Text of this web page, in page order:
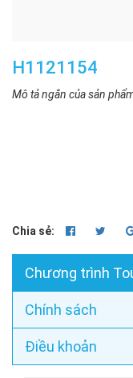
H1121154
Mô tả ngắn của sản
Chia sẻ:
Chương trình
Chính sách
Điều khoản